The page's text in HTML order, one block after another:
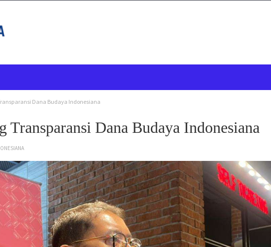
Dana Budaya Indonesiana
Transparansi Dana Budaya Indonesiana